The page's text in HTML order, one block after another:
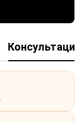
Консультация